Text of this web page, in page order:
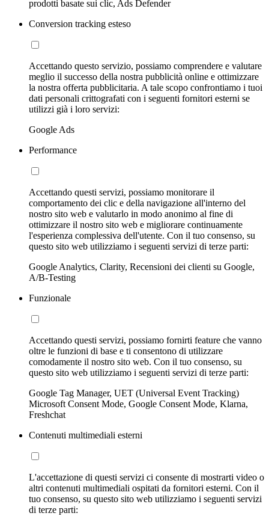
prodotti basate sui clic, Ads Defender
Conversion tracking esteso
Accettando questo servizio, possiamo comprendere e valutare
meglio il successo della nostra pubblicità online e ottimizzare
la nostra offerta pubblicitaria. A tale scopo confrontiamo i tuoi
dati personali crittografati con i seguenti fornitori esterni se
utilizzi già i loro servizi:
Google Ads
Performance
Accettando questi servizi, possiamo monitorare il
comportamento dei clic e della navigazione all'interno del
nostro sito web e valutarlo in modo anonimo al fine di
ottimizzare il nostro sito web e migliorare continuamente
l'esperienza complessiva dell'utente. Con il tuo consenso, su
questo sito web utilizziamo i seguenti servizi di terze parti:
Google Analytics, Clarity, Recensioni dei clienti su Google,
A/B-Testing
Funzionale
Accettando questi servizi, possiamo fornirti feature che vanno
oltre le funzioni di base e ti consentono di utilizzare
comodamente il nostro sito web. Con il tuo consenso, su
questo sito web utilizziamo i seguenti servizi di terze parti:
Google Tag Manager, UET (Universal Event Tracking)
Microsoft Consent Mode, Google Consent Mode, Klarna,
Freshchat
Contenuti multimediali esterni
L'accettazione di questi servizi ci consente di mostrarti video o
altri contenuti multimediali ospitati da fornitori esterni. Con il
tuo consenso, su questo sito web utilizziamo i seguenti servizi
di terze parti: